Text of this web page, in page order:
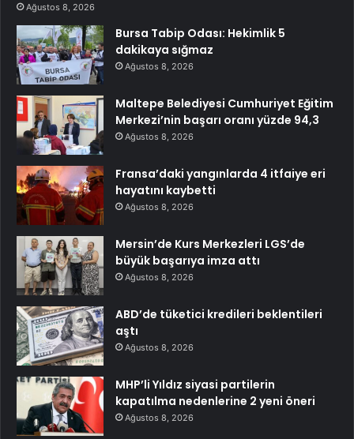
Ağustos 8, 2026
Bursa Tabip Odası: Hekimlik 5
dakikaya sığmaz
Ağustos 8, 2026
Maltepe Belediyesi Cumhuriyet Eğitim
Merkezi’nin başarı oranı yüzde 94,3
Ağustos 8, 2026
Fransa’daki yangınlarda 4 itfaiye eri
hayatını kaybetti
Ağustos 8, 2026
Mersin’de Kurs Merkezleri LGS’de
büyük başarıya imza attı
Ağustos 8, 2026
ABD’de tüketici kredileri beklentileri
aştı
Ağustos 8, 2026
MHP’li Yıldız siyasi partilerin
kapatılma nedenlerine 2 yeni öneri
Ağustos 8, 2026